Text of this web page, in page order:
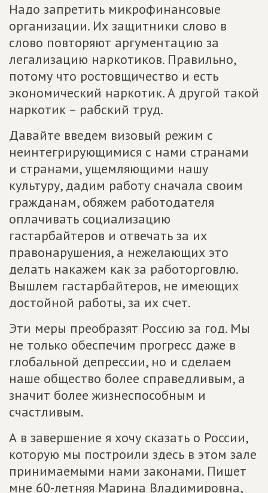
Надо запретить микрофинансовые
организации. Их защитники слово в
слово повторяют аргументацию за
легализацию наркотиков. Правильно,
потому что ростовщичество и есть
экономический наркотик. А другой такой
наркотик – рабский труд.
Давайте введем визовый режим с
неинтегрирующимися с нами странами
и странами, ущемляющими нашу
культуру, дадим работу сначала своим
гражданам, обяжем работодателя
оплачивать социализацию
гастарбайтеров и отвечать за их
правонарушения, а нежелающих это
делать накажем как за работорговлю.
Вышлем гастарбайтеров, не имеющих
достойной работы, за их счет.
Эти меры преобразят Россию за год. Мы
не только обеспечим прогресс даже в
глобальной депрессии, но и сделаем
наше общество более справедливым, а
значит более жизнеспособным и
счастливым.
А в завершение я хочу сказать о России,
которую мы построили здесь в этом зале
принимаемыми нами законами. Пишет
мне 60-летняя Марина Владимировна,